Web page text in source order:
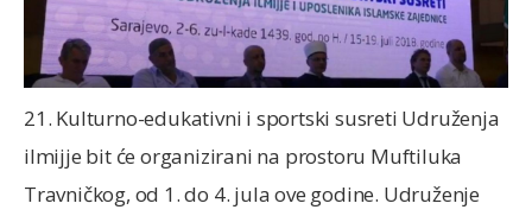
21. Kulturno-edukativni i sportski susreti Udruženja
ilmijje bit će organizirani na prostoru Muftiluka
Travničkog, od 1. do 4. jula ove godine. Udruženje